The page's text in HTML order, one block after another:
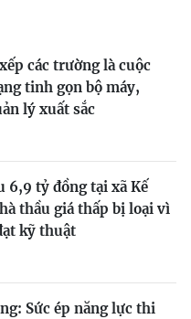
các trường là cuộc
tinh gọn bộ máy,
lý xuất sắc
6,9 tỷ đồng tại xã Kế
thầu giá thấp bị loại vì
kỹ thuật
Sức ép năng lực thi